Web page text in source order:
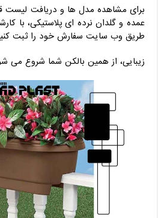
برای مشاهده مدل ‌ها و دریافت لیست
عمده و گلدان نرده ‌ای پلاستیکی، با
طریق وب ‌سایت سفارش خود را ثبت
زیبایی، از همین بالکن شما شروع می